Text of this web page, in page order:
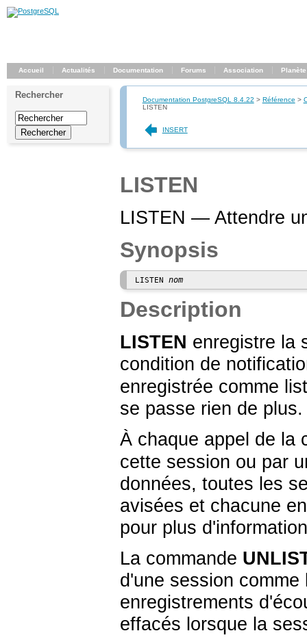
Accueil Actualités Documentation Forums Association Planète
Rechercher Documentation PostgreSQL 8.4.22 > Référence >
LISTEN
INSERT
LISTEN
LISTEN — Attendre
Synopsis
LISTEN nom
Description
LISTEN enregistre la
condition de
enregistrée comme
se passe rien de plus.
À chaque appel de la
cette session ou par
données, toutes les
avisées et chacune
pour plus
La commande
d'une session
enregistrements
effacés lorsque la